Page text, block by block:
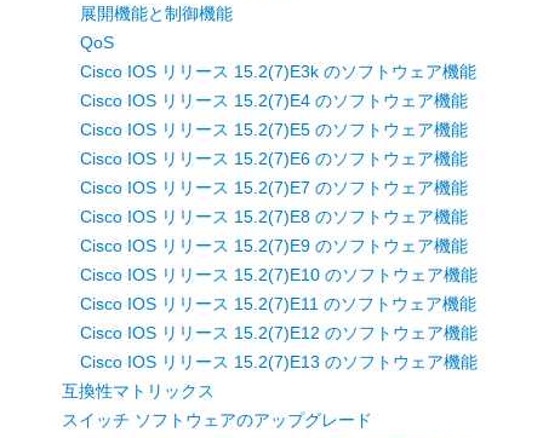
展開機能と制御機能
QoS
Cisco IOS リリース 15.2(7)E3k のソフトウェア機能
Cisco IOS リリース 15.2(7)E4 のソフトウェア機能
Cisco IOS リリース 15.2(7)E5 のソフトウェア機能
Cisco IOS リリース 15.2(7)E6 のソフトウェア機能
Cisco IOS リリース 15.2(7)E7 のソフトウェア機能
Cisco IOS リリース 15.2(7)E8 のソフトウェア機能
Cisco IOS リリース 15.2(7)E9 のソフトウェア機能
Cisco IOS リリース 15.2(7)E10 のソフトウェア機能
Cisco IOS リリース 15.2(7)E11 のソフトウェア機能
Cisco IOS リリース 15.2(7)E12 のソフトウェア機能
Cisco IOS リリース 15.2(7)E13 のソフトウェア機能
互換性マトリックス
スイッチ ソフトウェアのアップグレード